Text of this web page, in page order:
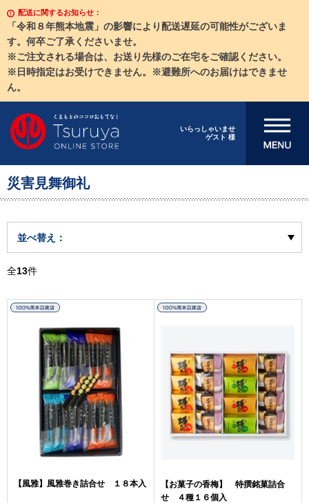
配送に関するお知らせ：
「令和８年熊本地震」の影響により配送遅延の可能性がございま
す。何卒ご了承くださいませ。
※ご注文される場合は、お送り先様のご在宅をご確認ください。
※日時指定はお受けできません。※避難所へのお届けはできませ
ん。
いらっしゃいませ
ゲスト 様
メニューを開
災害見舞御礼
並べ替え：
全13件
【風雅】風雅巻き詰合せ １８本入
【お菓子の香梅】 特撰銘菓詰合
せ ４種１６個入